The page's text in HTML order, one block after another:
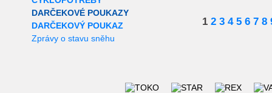
DARČEKOVÉ POUKAZY
DARČEKOVÝ POUKAZ
Zprávy o stavu sněhu
1 2 3 4 5 6 7 8